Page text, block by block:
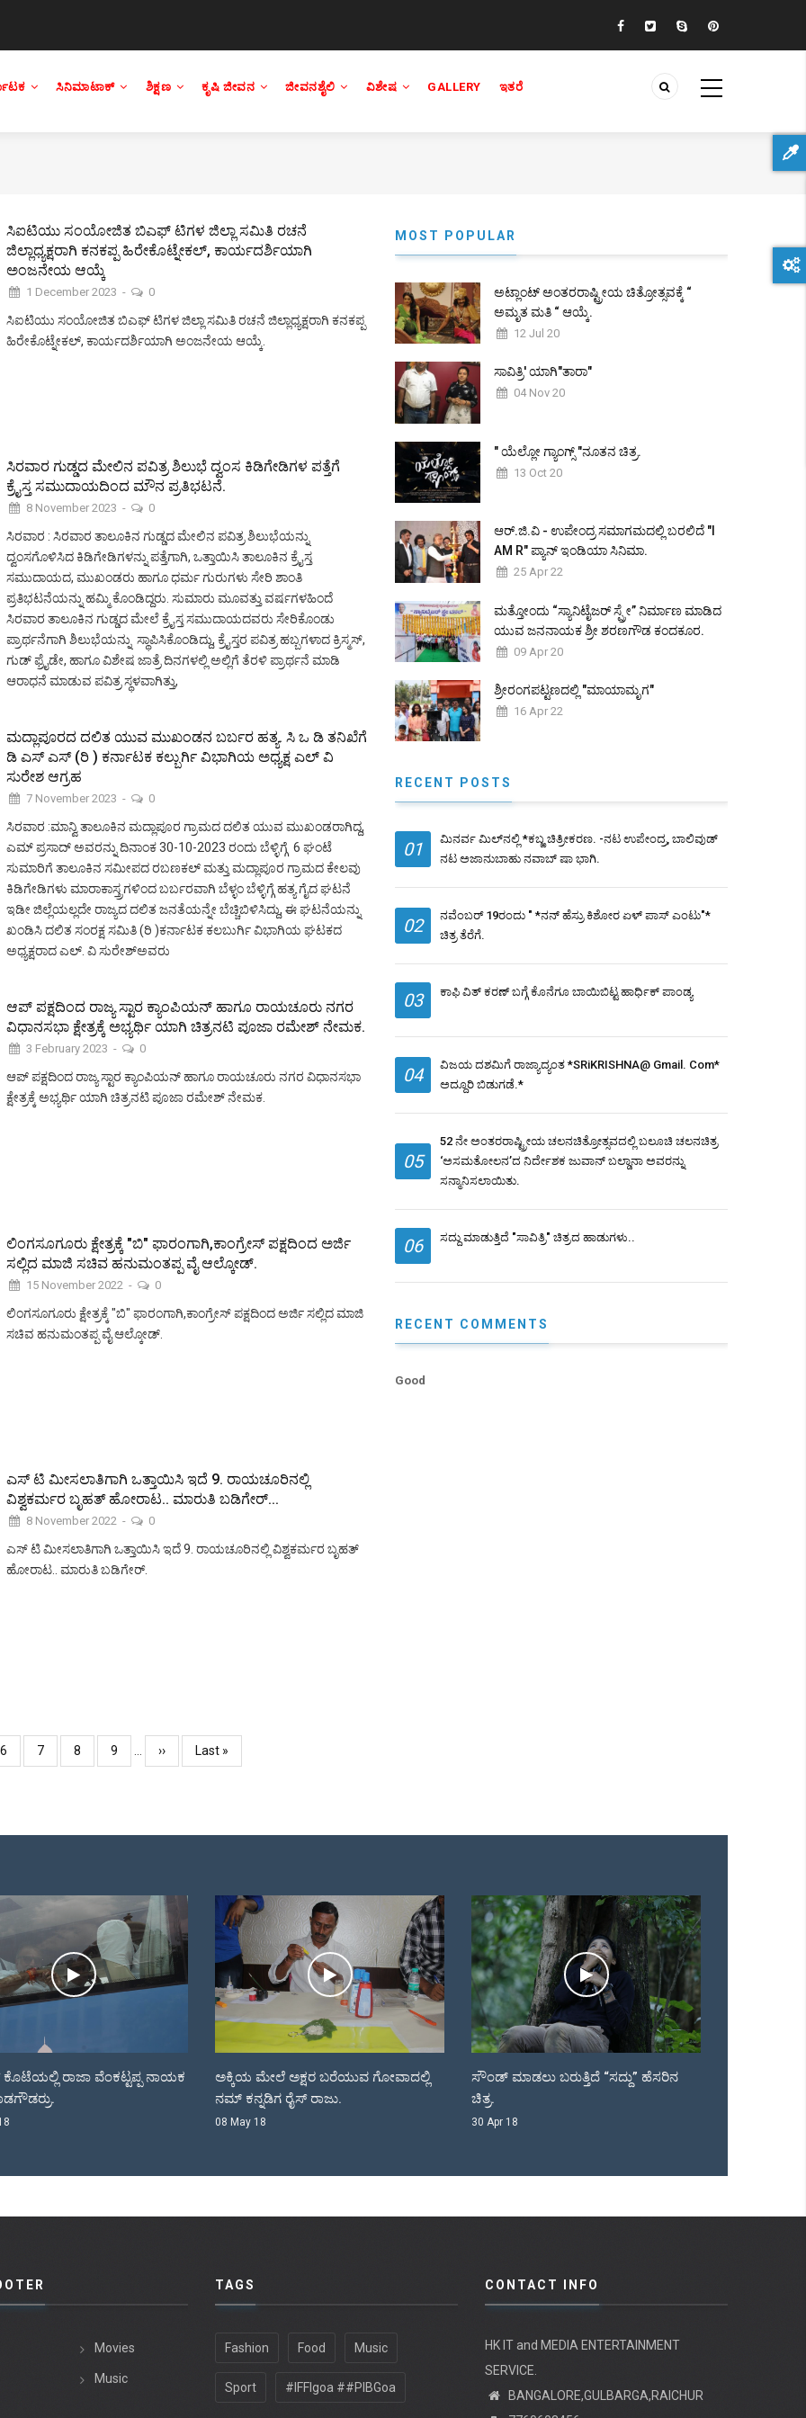
ಸಿನಿಮಾಟಾಕ್ ಶಿಕ್ಷಣ ಕೃಷಿ ಜೀವನ ಜೀವನಶೈಲಿ ವಿಶೇಷ GALLERY ಇತರೆ
ಸಿಐಟಿಯು ಸಂಯೋಜಿತ ಬಿಎಫ್ ಟಿಗಳ ಜಿಲ್ಲಾ ಸಮಿತಿ ರಚನೆ
ಜಿಲ್ಲಾಧ್ಯಕ್ಷರಾಗಿ ಕನಕಪ್ಪ ಹಿರೇಕೊಟ್ನೇಕಲ್, ಕಾರ್ಯದರ್ಶಿಯಾಗಿ
ಅಂಜನೇಯ ಆಯ್ಕೆ
1 December 2023 - 0
ಸಿಐಟಿಯು ಸಂಯೋಜಿತ ಬಿಎಫ್ ಟಿಗಳ ಜಿಲ್ಲಾ ಸಮಿತಿ ರಚನೆ ಜಿಲ್ಲಾಧ್ಯಕ್ಷರಾಗಿ ಕನಕಪ್ಪ
ಹಿರೇಕೊಟ್ನೇಕಲ್, ಕಾರ್ಯದರ್ಶಿಯಾಗಿ ಅಂಜನೇಯ ಆಯ್ಕೆ.
ಸಿರವಾರ ಗುಡ್ಡದ ಮೇಲಿನ ಪವಿತ್ರ ಶಿಲುಭೆ ದ್ವಂಸ ಕಿಡಿಗೇಡಿಗಳ ಪತ್ತೆಗೆ
ಕ್ರೈಸ್ತ ಸಮುದಾಯದಿಂದ ಮೌನ ಪ್ರತಿಭಟನೆ.
8 November 2023 - 0
ಸಿರವಾರ : ಸಿರವಾರ ತಾಲೂಕಿನ ಗುಡ್ಡದ ಮೇಲಿನ ಪವಿತ್ರ ಶಿಲುಭೆಯನ್ನು
ದ್ವಂಸಗೊಳಿಸಿದ ಕಿಡಿಗೇಡಿಗಳನ್ನು ಪತ್ತೆಗಾಗಿ, ಒತ್ತಾಯಿಸಿ ತಾಲೂಕಿನ ಕ್ರೈಸ್ತ
ಸಮುದಾಯದ, ಮುಖಂಡರು ಹಾಗೂ ಧರ್ಮ ಗುರುಗಳು ಸೇರಿ ಶಾಂತಿ
ಪ್ರತಿಭಟನೆಯನ್ನು ಹಮ್ಮಿ ಕೊಂಡಿದ್ದರು. ಸುಮಾರು ಮೂವತ್ತು ವರ್ಷಗಳಹಿಂದೆ
ಸಿರವಾರ ತಾಲೂಕಿನ ಗುಡ್ಡದ ಮೇಲೆ ಕ್ರೈಸ್ತ ಸಮುದಾಯದವರು ಸೇರಿಕೊಂಡು
ಪ್ರಾರ್ಥನೆಗಾಗಿ ಶಿಲುಭೆಯನ್ನು ಸ್ಥಾಪಿಸಿಕೊಂಡಿದ್ದು, ಕ್ರೈಸ್ತರ ಪವಿತ್ರ ಹಬ್ಬಗಳಾದ ಕ್ರಿಸ್ಮಸ್,
ಗುಡ್ ಫ್ರೈಡೇ, ಹಾಗೂ ವಿಶೇಷ ಜಾತ್ರೆ ದಿನಗಳಲ್ಲಿ ಅಲ್ಲಿಗೆ ತೆರಳಿ ಪ್ರಾರ್ಥನೆ ಮಾಡಿ
ಆರಾಧನೆ ಮಾಡುವ ಪವಿತ್ರ ಸ್ಥಳವಾಗಿತ್ತು,
ಮದ್ಲಾಪೂರದ ದಲಿತ ಯುವ ಮುಖಂಡನ ಬರ್ಬರ ಹತ್ಯ. ಸಿ ಒ ಡಿ ತನಿಖೆಗೆ
ಡಿ ಎಸ್ ಎಸ್ (ರಿ ) ಕರ್ನಾಟಕ ಕಲ್ಬುರ್ಗಿ ವಿಭಾಗಿಯ ಅಧ್ಯಕ್ಷ ಎಲ್ ವಿ
ಸುರೇಶ ಆಗ್ರಹ
7 November 2023 - 0
ಸಿರವಾರ :ಮಾನ್ವಿ ತಾಲೂಕಿನ ಮದ್ಲಾಪೂರ ಗ್ರಾಮದ ದಲಿತ ಯುವ ಮುಖಂಡರಾಗಿದ್ದ,
ಎಮ್ ಪ್ರಸಾದ್ ಅವರನ್ನು ದಿನಾಂಕ 30-10-2023 ರಂದು ಬೆಳ್ಳಿಗ್ಗೆ 6 ಘಂಟೆ
ಸುಮಾರಿಗೆ ತಾಲೂಕಿನ ಸಮೀಪದ ರಬಣಕಲ್ ಮತ್ತು ಮದ್ಲಾಪೂರ ಗ್ರಾಮದ ಕೇಲವು
ಕಿಡಿಗೇಡಿಗಳು ಮಾರಾಕಾಸ್ತ್ರಗಳಿಂದ ಬರ್ಬರವಾಗಿ ಬೆಳ್ಳಂ ಬೆಳ್ಳಿಗ್ಗೆ ಹತ್ಯ ಗೈದ ಘಟನೆ
ಇಡೀ ಜಿಲ್ಲೆಯಲ್ಲದೇ ರಾಜ್ಯದ ದಲಿತ ಜನತೆಯನ್ನೇ ಬೆಚ್ಚಿಬಿಳಿಸಿದ್ದು, ಈ ಘಟನೆಯನ್ನು
ಖಂಡಿಸಿ ದಲಿತ ಸಂರಕ್ಷ ಸಮಿತಿ (ರಿ )ಕರ್ನಾಟಕ ಕಲಬುರ್ಗಿ ವಿಭಾಗಿಯ ಘಟಕದ
ಅಧ್ಯಕ್ಷರಾದ ಎಲ್. ವಿ ಸುರೇಶ್ಅವರು
ಆಪ್ ಪಕ್ಷದಿಂದ ರಾಜ್ಯ ಸ್ಟಾರ ಕ್ಯಾಂಪಿಯನ್ ಹಾಗೂ ರಾಯಚೂರು ನಗರ
ವಿಧಾನಸಭಾ ಕ್ಷೇತ್ರಕ್ಕೆ ಅಭ್ಯರ್ಥಿ ಯಾಗಿ ಚಿತ್ರನಟಿ ಪೂಜಾ ರಮೇಶ್ ನೇಮಕ.
3 February 2023 - 0
ಆಪ್ ಪಕ್ಷದಿಂದ ರಾಜ್ಯ ಸ್ಟಾರ ಕ್ಯಾಂಪಿಯನ್ ಹಾಗೂ ರಾಯಚೂರು ನಗರ ವಿಧಾನಸಭಾ
ಕ್ಷೇತ್ರಕ್ಕೆ ಅಭ್ಯರ್ಥಿ ಯಾಗಿ ಚಿತ್ರನಟಿ ಪೂಜಾ ರಮೇಶ್ ನೇಮಕ.
ಲಿಂಗಸೂಗೂರು ಕ್ಷೇತ್ರಕ್ಕೆ "ಬಿ" ಫಾರಂಗಾಗಿ,ಕಾಂಗ್ರೇಸ್ ಪಕ್ಷದಿಂದ ಅರ್ಜಿ
ಸಲ್ಲಿದ ಮಾಜಿ ಸಚಿವ ಹನುಮಂತಪ್ಪ ವೈ ಆಲ್ಕೋಡ್.
15 November 2022 - 0
ಲಿಂಗಸೂಗೂರು ಕ್ಷೇತ್ರಕ್ಕೆ "ಬಿ" ಫಾರಂಗಾಗಿ,ಕಾಂಗ್ರೇಸ್ ಪಕ್ಷದಿಂದ ಅರ್ಜಿ ಸಲ್ಲಿದ ಮಾಜಿ
ಸಚಿವ ಹನುಮಂತಪ್ಪ ವೈ ಆಲ್ಕೋಡ್.
ಎಸ್ ಟಿ ಮೀಸಲಾತಿಗಾಗಿ ಒತ್ತಾಯಿಸಿ ಇದೆ 9. ರಾಯಚೂರಿನಲ್ಲಿ
ವಿಶ್ವಕರ್ಮರ ಬೃಹತ್ ಹೋರಾಟ.. ಮಾರುತಿ ಬಡಿಗೇರ್...
8 November 2022 - 0
ಎಸ್ ಟಿ ಮೀಸಲಾತಿಗಾಗಿ ಒತ್ತಾಯಿಸಿ ಇದೆ 9. ರಾಯಚೂರಿನಲ್ಲಿ ವಿಶ್ವಕರ್ಮರ ಬೃಹತ್
ಹೋರಾಟ.. ಮಾರುತಿ ಬಡಿಗೇರ್.
Page
6 Page
7 Page
8 Page
9 …
Next
page
››
Last
page
Last »
MOST POPULAR
ಅಟ್ಲಾಂಟ್ ಅಂತರರಾಷ್ಟ್ರೀಯ ಚಿತ್ರೋತ್ಸವಕ್ಕೆ “
ಅಮೃತ ಮತಿ “ ಆಯ್ಕೆ.
12 Jul 20
ಸಾವಿತ್ರಿ' ಯಾಗಿ"ತಾರಾ"
04 Nov 20
" ಯೆಲ್ಲೋ ಗ್ಯಾಂಗ್ಸ್ "ನೂತನ ಚಿತ್ರ.
13 Oct 20
ಆರ್.ಜಿ.ವಿ - ಉಪೇಂದ್ರ ಸಮಾಗಮದಲ್ಲಿ ಬರಲಿದೆ "I
AM R" ಪ್ಯಾನ್ ಇಂಡಿಯಾ ಸಿನಿಮಾ.
25 Apr 22
ಮತ್ತೋಂದು “ಸ್ಯಾನಿಟೈಜರ್ ಸ್ಪ್ರೇ” ನಿರ್ಮಾಣ ಮಾಡಿದ
ಯುವ ಜನನಾಯಕ ಶ್ರೀ ಶರಣಗೌಡ ಕಂದಕೂರ.
09 Apr 20
ಶ್ರೀರಂಗಪಟ್ಟಣದಲ್ಲಿ "ಮಾಯಾಮೃಗ"
16 Apr 22
RECENT POSTS
01
ಮಿನರ್ವ ಮಿಲ್​ನಲ್ಲಿ *ಕಬ್ಱ ಚಿತ್ರೀಕರಣ. -ನಟ ಉಪೇಂದ್ರ, ಬಾಲಿವುಡ್
ನಟ ಅಜಾನುಬಾಹು ನವಾಬ್ ಷಾ ಭಾಗಿ.
02
ನವೆಂಬರ್ 19ರಂದು " *ನನ್ ಹೆಸ್ರು ಕಿಶೋರ ಏಳ್ ಪಾಸ್ ಎಂಟು"*
ಚಿತ್ರ ತೆರೆಗೆ.
03 ಕಾಫಿ ವಿತ್ ಕರಣ್ ಬಗ್ಗೆ ಕೊನೆಗೂ ಬಾಯಿಬಿಟ್ಟ ಹಾರ್ಧಿಕ್ ಪಾಂಡ್ಯ
04
ವಿಜಯ ದಶಮಿಗೆ ರಾಜ್ಯಾದ್ಯಂತ *SRiKRISHNA@ Gmail. Com*
ಅದ್ದೂರಿ ಬಿಡುಗಡೆ.*
05
52 ನೇ ಅಂತರರಾಷ್ಟ್ರೀಯ ಚಲನಚಿತ್ರೋತ್ಸವದಲ್ಲಿ ಬಲೂಚಿ ಚಲನಚಿತ್ರ
‘ಅಸಮತೋಲನ’ದ ನಿರ್ದೇಶಕ ಜುವಾನ್ ಬಲ್ಡಾನಾ ಅವರನ್ನು
ಸನ್ಮಾನಿಸಲಾಯಿತು.
06 ಸದ್ದು ಮಾಡುತ್ತಿದೆ "ಸಾವಿತ್ರಿ" ಚಿತ್ರದ ಹಾಡುಗಳು..
RECENT COMMENTS
Good
ಮೇಲೆ ಅಕ್ಷರ ಬರೆಯುವ ಗೋವಾದಲ್ಲಿ
ರೈಸ್ ರಾಜು.
18
ಸೌಂಡ್ ಮಾಡಲು ಬರುತ್ತಿದೆ “ಸದ್ದು” ಹೆಸರಿನ
ಚಿತ್ರ.
30 Apr 18
ಹೆಚ್ ಡಿ ಕೆ ಮುಂದಿನ ಸರ್ಕಾರ...
05 Apr 18
Movies
Music
TAGS
Fashion Food Music
Sport #IFFIgoa ##PIBGoa
CONTACT INFO
HK IT and MEDIA ENTERTAINMENT
SERVICE.
BANGALORE,GULBARGA,RAICHUR